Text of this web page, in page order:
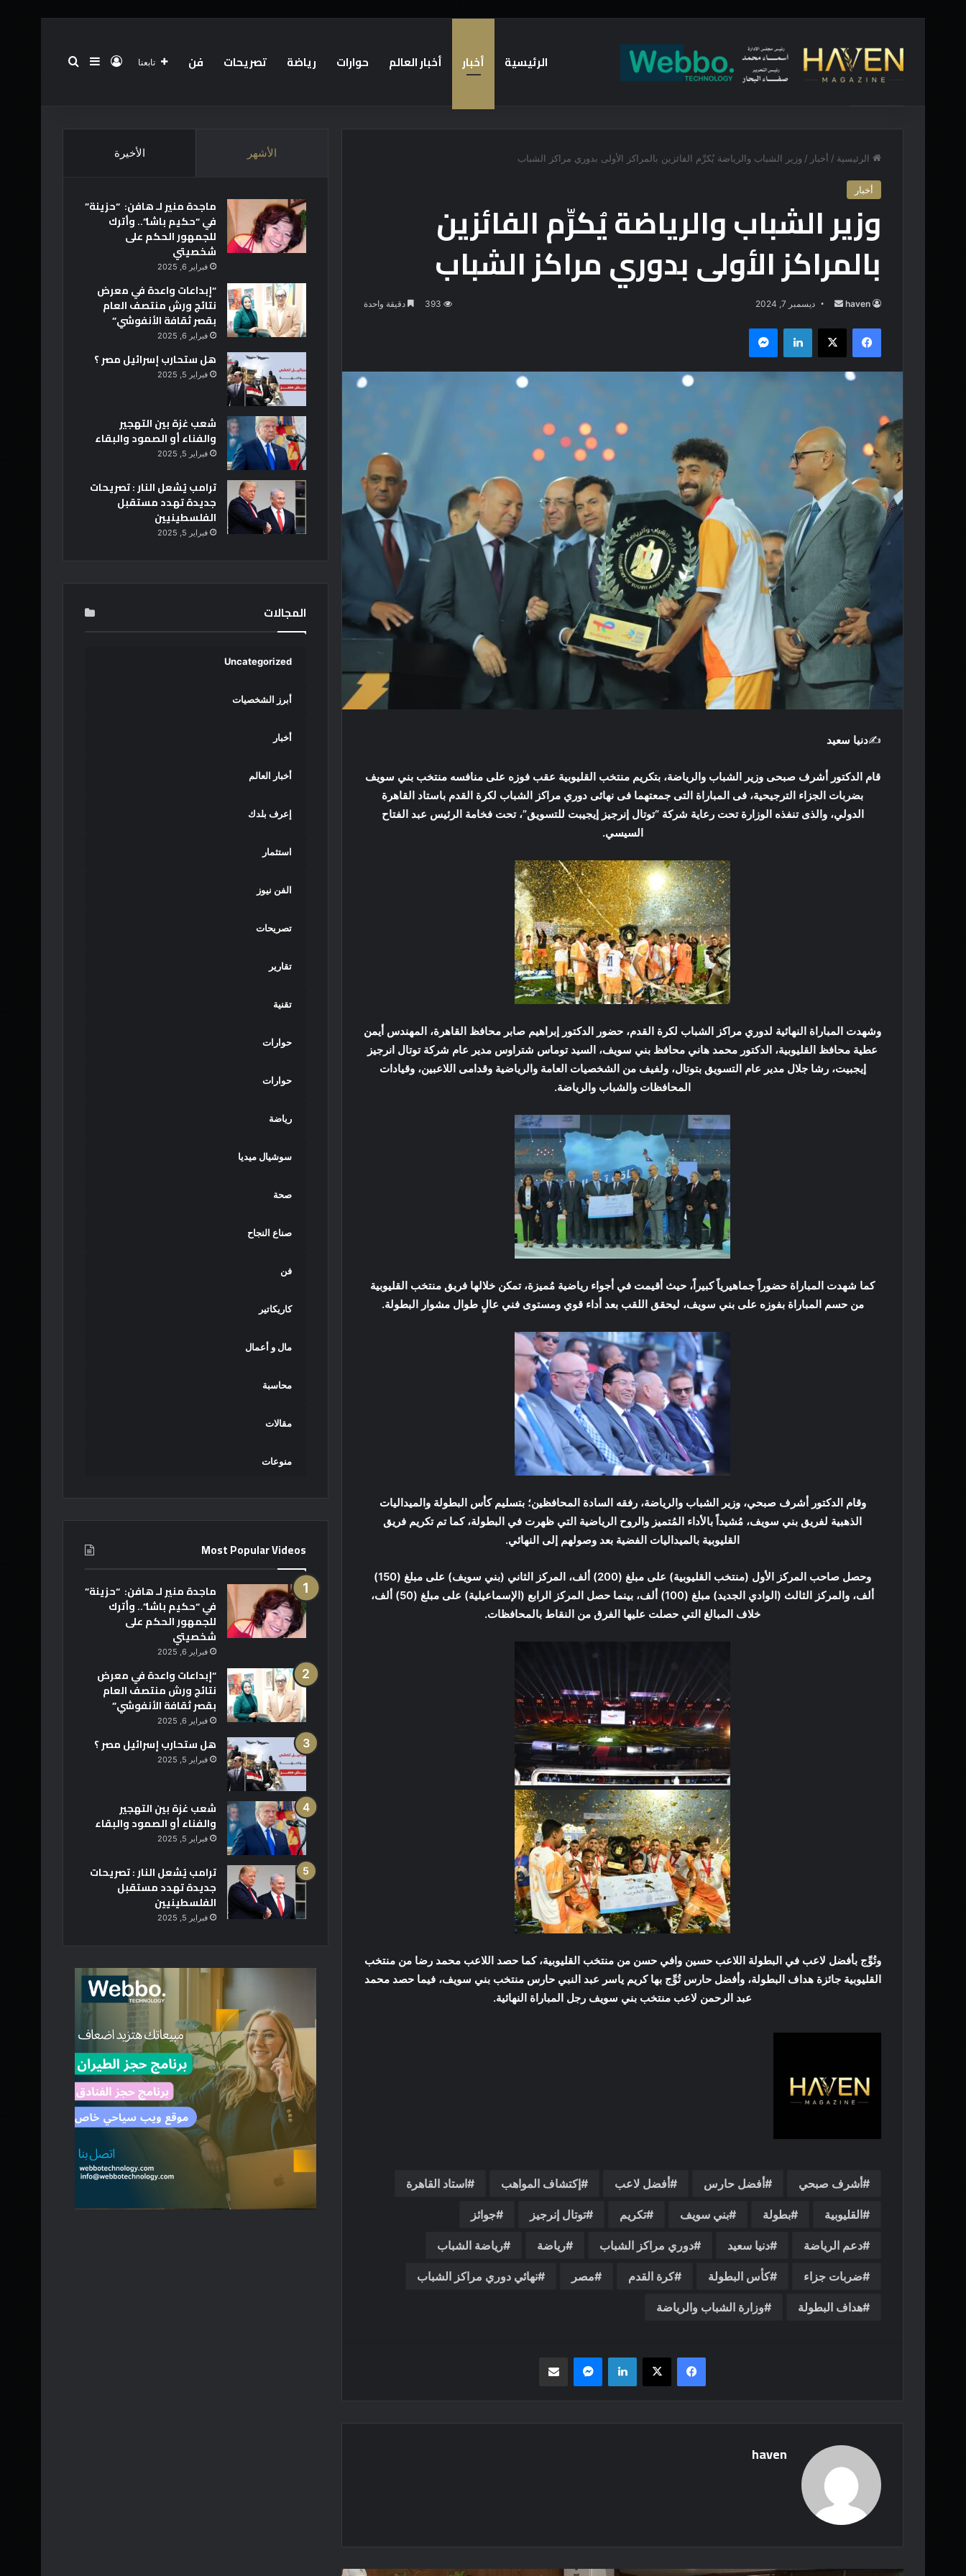
الرئيسية أخبار أخبار العالم حوارات رياضة تصريحات فن تابعنا تسجيل الدخول
إضافة عمود جانبي
الرئيسية / أخبار / وزير الشباب والرياضة يُكرِّم الفائزين بالمراكز الأولى بدوري مراكز الشباب
أخبار
وزير الشباب والرياضة يُكرِّم الفائزين
بالمراكز الأولى بدوري مراكز الشباب
haven
س
ل
ب
د
إ
ك
ت
ا
ديسمبر 7, 2024 393 دقيقة واحدة
فيسبوك لينكدإن
✍️دنيا سعيد
قام الدكتور أشرف صبحى وزير الشباب والرياضة، بتكريم منتخب القليوبية عقب فوزه على منافسه منتخب بني سويف
بضربات الجزاء الترجيحية، فى المباراة التى جمعتهما فى نهائى دوري مراكز الشباب لكرة القدم باستاد القاهرة
الدولي، والذى تنفذه الوزارة تحت رعاية شركة “توتال إنرجيز إيجيبت للتسويق”، تحت فخامة الرئيس عبد الفتاح
السيسي.
وشهدت المباراة النهائية لدوري مراكز الشباب لكرة القدم، حضور الدكتور إبراهيم صابر محافظ القاهرة، المهندس أيمن
عطية محافظ القليوبية، الدكتور محمد هاني محافظ بني سويف، السيد توماس شتراوس مدير عام شركة توتال انرجيز
إيجبيت، رشا جلال مدير عام التسويق بتوتال، ولفيف من الشخصيات العامة والرياضية وقدامى اللاعبين، وقيادات
المحافظات والشباب والرياضة.
كما شهدت المباراة حضوراً جماهيرياً كبيراً، حيث أقيمت في أجواء رياضية مُميزة، تمكن خلالها فريق منتخب القليوبية
من حسم المباراة بفوزه على بني سويف، ليحقق اللقب بعد أداء قوي ومستوى فني عالٍ طوال مشوار البطولة.
وقام الدكتور أشرف صبحي، وزير الشباب والرياضة، رفقه السادة المحافظين؛ بتسليم كأس البطولة والميداليات
الذهبية لفريق بني سويف، مُشيداً بالأداء المُتميز والروح الرياضية التي ظهرت في البطولة، كما تم تكريم فريق
القليوبية بالميداليات الفضية بعد وصولهم إلى النهائي.
وحصل صاحب المركز الأول (منتخب القليوبية) على مبلغ (200) ألف، المركز الثاني (بني سويف) على مبلغ (150)
ألف، والمركز الثالث (الوادي الجديد) مبلغ (100) ألف، بينما حصل المركز الرابع (الإسماعيلية) على مبلغ (50) ألف،
خلاف المبالغ التي حصلت عليها الفرق من النقاط بالمحافظات.
وتُوِّج بأفضل لاعب في البطولة اللاعب حسين وافي حسن من منتخب القليوبية، كما حصد اللاعب محمد رضا من منتخب
القليوبية جائزة هداف البطولة، وأفضل حارس تُوِّج بها كريم ياسر عبد النبي حارس منتخب بني سويف، فيما حصد محمد
عبد الرحمن لاعب منتخب بني سويف رجل المباراة النهائية.
أشرف صبحي أفضل حارس أفضل لاعب إكتشاف المواهب استاد القاهرة
القليوبية بطولة بني سويف تكريم توتال إنرجيز جوائز
دعم الرياضة دنيا سعيد دوري مراكز الشباب رياضة رياضة الشباب
ضربات جزاء كأس البطولة كرة القدم مصر نهائي دوري مراكز الشباب
هداف البطولة وزارة الشباب والرياضة
فيسبوك لينكدإن
haven
الأشهر الأخيرة
ماجدة منير لـ هافن: “حزينة”
في “حكيم باشا”.. وأترك
للجمهور الحكم على
شخصيتي
فبراير 6, 2025
“إبداعات واعدة في معرض
نتائج ورش منتصف العام
بقصر ثقافة الأنفوشي”
فبراير 6, 2025
هل ستحارب إسرائيل مصر ؟
فبراير 5, 2025
شعب غزة بين التهجير
والفناء أو الصمود والبقاء
فبراير 5, 2025
ترامب يُشعل النار : تصريحات
جديدة تهدد مستقبل
الفلسطينيين
فبراير 5, 2025
المجالات
Uncategorized
أبرز الشخصيات
أخبار
أخبار العالم
إعرف بلدك
استثمار
الفن نيوز
تصريحات
تقارير
تقنية
حوارات
حوارات
رياضة
سوشيال ميديا
صحة
صناع النجاح
فن
كاريكاتير
مال و أعمال
محاسبة
مقالات
منوعات
Most Popular Videos
ماجدة منير لـ هافن: “حزينة”
في “حكيم باشا”.. وأترك
للجمهور الحكم على
شخصيتي
فبراير 6, 2025
“إبداعات واعدة في معرض
نتائج ورش منتصف العام
بقصر ثقافة الأنفوشي”
فبراير 6, 2025
هل ستحارب إسرائيل مصر ؟
فبراير 5, 2025
شعب غزة بين التهجير
والفناء أو الصمود والبقاء
فبراير 5, 2025
ترامب يُشعل النار : تصريحات
جديدة تهدد مستقبل
الفلسطينيين
فبراير 5, 2025